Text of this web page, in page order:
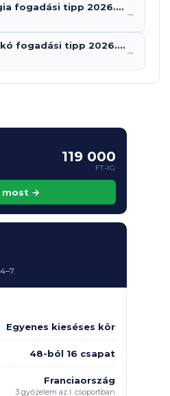
Brazília vs. Norvégia fogadási tipp 2026.07.05.: predikció, szorzók és elemzés →
Kanada vs. Marokkó fogadási tipp 2026.07.04.: predikció, szorzók és elemzés →
119 000
FT-IG
most →
Egyenes kieséses kör
48-ból 16 csapat
Franciaország
3 győzelem az I. csoportban